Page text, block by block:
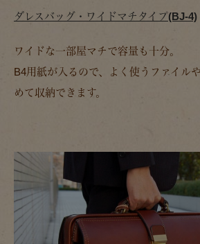
ダレスバッグ・ワイドマチタイプ(BJ-4)
ワイドな一部屋マチで容量も十分。
B4用紙が入るので、よく使うファイル
めて収納できます。